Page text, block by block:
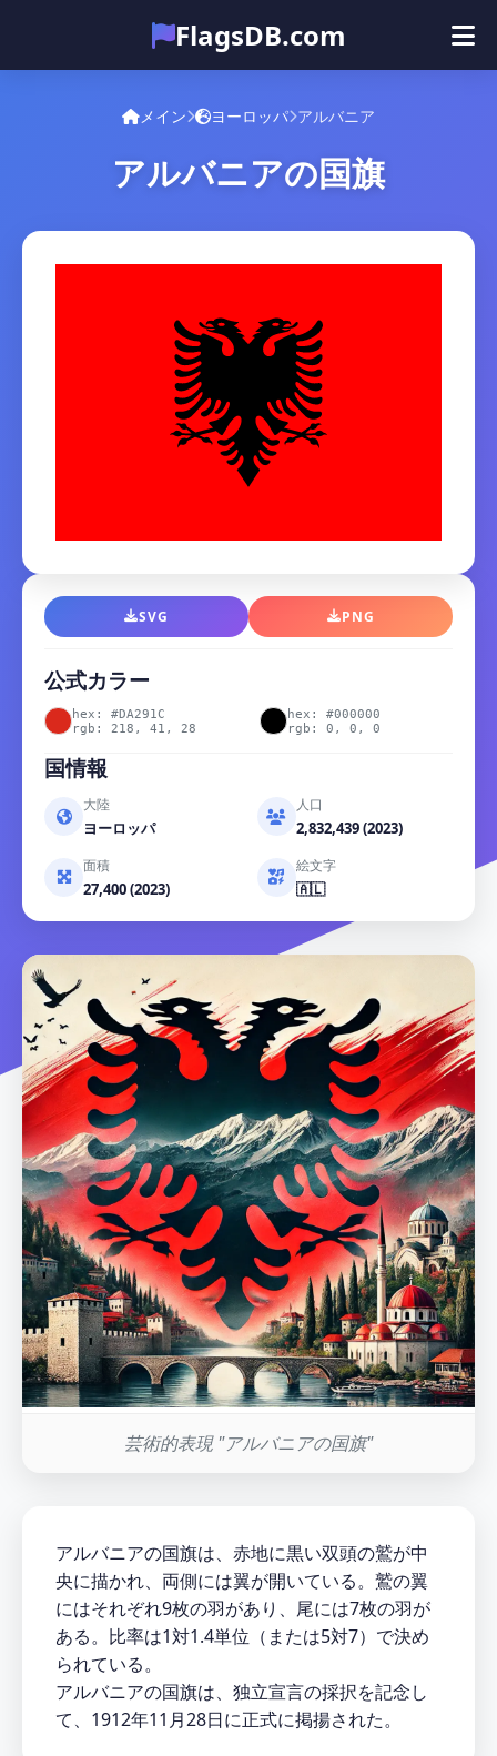
FlagsDB.com
メイン
クイズ
メイン ヨーロッパ アルバニア
アルバニアの国旗
SVG PNG
公式カラー
hex: #DA291C
rgb: 218, 41, 28
hex: #000000
rgb: 0, 0, 0
国情報
大陸
ヨーロッパ
人口
2,832,439 (2023)
面積
27,400 (2023)
絵文字
🇦🇱
芸術的表現 "アルバニアの国旗"
アルバニアの国旗は、赤地に黒い双頭の鷲が中
央に描かれ、両側には翼が開いている。鷲の翼
にはそれぞれ9枚の羽があり、尾には7枚の羽が
ある。比率は1対1.4単位（または5対7）で決め
られている。
アルバニアの国旗は、独立宣言の採択を記念し
て、1912年11月28日に正式に掲揚された。